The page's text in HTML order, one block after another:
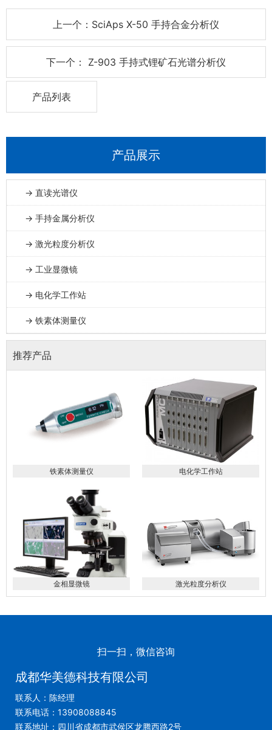
上一个：SciAps X-50 手持合金分析仪
下一个： Z-903 手持式锂矿石光谱分析仪
产品列表
产品展示
→ 直读光谱仪
→ 手持金属分析仪
→ 激光粒度分析仪
→ 工业显微镜
→ 电化学工作站
→ 铁素体测量仪
推荐产品
铁素体测量仪 电化学工作站
金相显微镜 激光粒度分析仪
扫一扫，微信咨询
成都华美德科技有限公司
联系人：陈经理
联系电话：13908088845
联系地址：四川省成都市武侯区龙腾西路2号